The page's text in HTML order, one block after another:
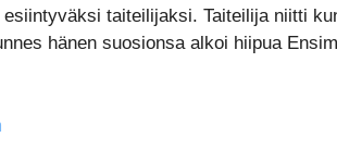
taiteilijaksi. Taiteilija niitti
hänen suosionsa alkoi hiipua